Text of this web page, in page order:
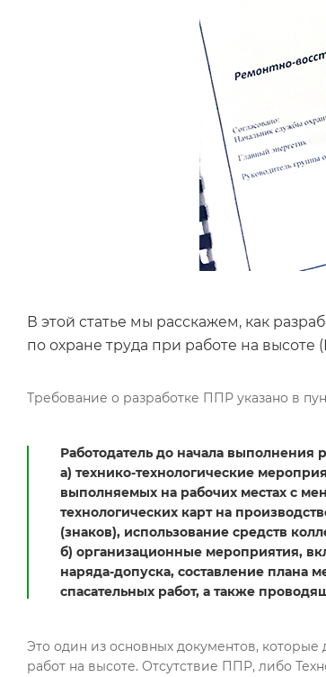
В этой статье мы расскажем, как
по охране труда при работе на высоте
Требование о разработке ППР указано в
Работодатель до начала выполнения
а) технико-технологические
выполняемых на рабочих местах с
технологических карт на
(знаков), использование средств
б) организационные мероприятия,
наряда-допуска, составление плана
спасательных работ, а также
Это один из основных документов,
работ на высоте. Отсутствие ППР, либо